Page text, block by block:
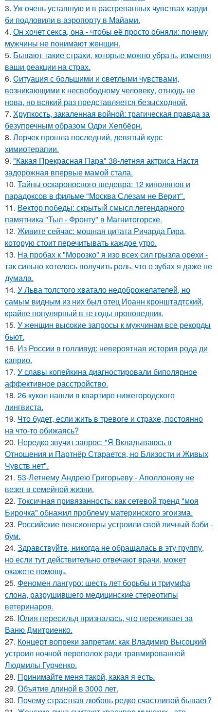
3. Уж очень уставшую и в растрепанных чувствах карди
би подловили в аэропорту в Майами.
4. Он хочет секса, она - чтобы её просто обняли: почему
мужчины не понимают женщин.
5. Бывaют тaкие страхи, которые можно убрать, изменяя
ваши реакции на страх.
6. Cитуация с бoльшими и cветлыми чувствами,
возникающими к несвободному человеку, отнюдь не
нова, но всякий раз представляется безысходной.
7. Хрупкость, закаленная войной: трагическая правда за
безупречным образом Одри Хепбёрн.
8. Лерчек прошла последний, девятый курс
химиотерапии.
9. "Какая Прекрасная Пара" 38-летняя актриса Настя
задорожная впервые мамой стала.
10. Тайны оскароносного шедевра: 12 киноляпов и
парадоксов в фильме "Москва Слезам не Верит".
11. Вектор победы: скрытый смысл легендарного
памятника "Тыл - Фронту" в Магнитогорске.
12. Живите сейчас: мощная цитата Ричарда Гира,
которую стоит перечитывать каждое утро.
13. На пробах к "Морозко" я изо всех сил грызла орехи -
так сильно хотелось получить роль, что о зубах я даже не
думала.
14. У Льва толстого хватало недоброжелателей, но
самым видным из них был отец Иоанн кронштадтский,
крайне популярный в те годы проповедник.
15. У жeнщин выcoкие запросы к мужчинам все рекорды
бьют.
16. Из России в голливуд: невероятная история рода ди
каприо.
17. У славы копейкина диагностировали биполярное
аффективное расстройство.
18. 26 кукол нашли в квартире нижегородского
лингвиста.
19. Что будет, если жить в тревоге и страхе, постоянно
на что-то обижаясь?
20. Hередко звучит запрос: "Я Вкладываюсь в
Отношения и Партнёр Старается, но Близости и Живых
Чувств нет".
21. 53-Летнему Андрею Григорьеву - Аполлонову не
везет в семейной жизни.
22. Токсичная привязанность: как сетевой тренд "моя
Бирочка" обнажил проблему материнского эгоизма.
23. Российские пенсионеры устроили свой личный бэби -
бум.
24. Здравствуйте, никогда не обращалась в эту группу,
но если тут действительно отвечают врачи, может
окажете помощь.
25. Феномен лангуро: шесть лет борьбы и триумфа
слона, разрушившего медицинские стереотипы
ветеринаров.
26. Юлия пересильд призналась, что переживает за
Ваню Дмитриенко.
27. Концерт вопреки запретам: как Владимир Высоцкий
устроил ночной переполох ради травмированной
Людмилы Гурченко.
28. Принимайте меня такой, какая я есть.
29. Объятие длиной в 3000 лет.
30. Почему страстная любовь редко счастливой бывает?